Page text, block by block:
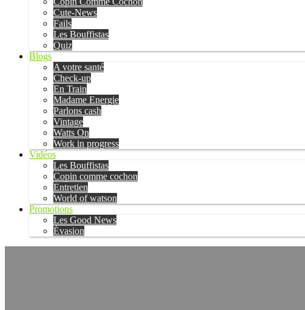
Cute-News
Fails
Les Bouffistas
Quiz
Blogs
A votre santé
Check-up
En Train
Madame Energie
Parlons cash
Vintage
Watts On
Work in progress
Vidéos
Les Bouffistas
Copin comme cochon
Entretien
World of watson
Promotions
Les Good News
Évasion